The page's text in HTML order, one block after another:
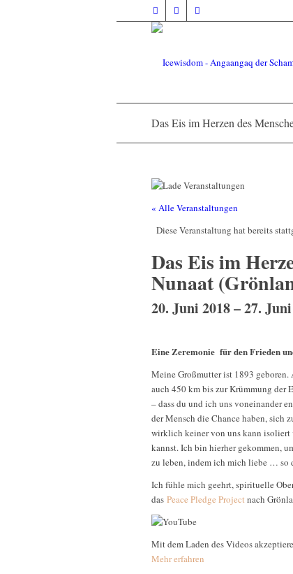
Das Eis im Herzen des
« Alle Veranstaltungen
Diese Veranstaltung hat bereits
Das Eis im
Nunaat
20. Juni 2018–27.
Eine Zeremonie für den Frieden
Meine Großmutter ist 1893 geboren.
auch 450 km bis zur Krümmung der
– dass du und ich uns voneinander
der Mensch die Chance haben, sich
wirklich keiner von uns kann isoliert
kannst. Ich bin hierher gekommen,
zu leben, indem ich mich liebe … so
Ich fühle mich geehrt, spirituelle
das Peace Pledge Project nach
Mit dem Laden des Videos
Mehr erfahren